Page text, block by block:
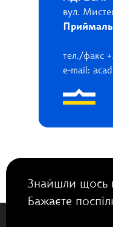
вул.
тел./факс
e-mail:
Знайшли щось
Бажаєте